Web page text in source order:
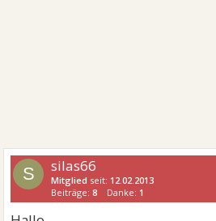
S silas66
Mitglied seit: 12.02.2013
Beiträge:8 Danke: 1